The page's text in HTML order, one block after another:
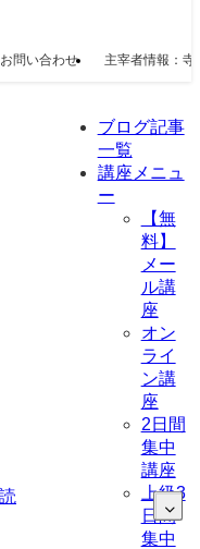
お問い合わせ 主宰者情報：寺
ブログ記事
一覧
講座メニュ
ー
【無
料】
メー
ル講
座
オン
ライ
ン講
座
2日間
集中
講座
上級3
日間
集中